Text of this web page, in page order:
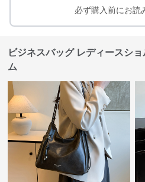
必ず購入前にお読
ビジネスバッグ レディースシ
ム